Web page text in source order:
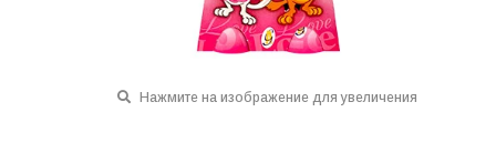
Нажмите на изображение для увеличения